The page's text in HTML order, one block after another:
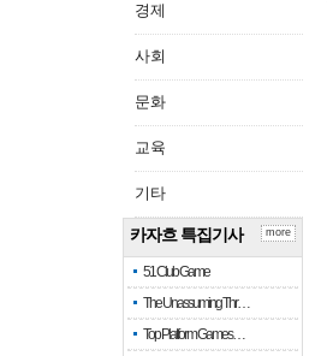
경제
사회
문화
교육
기타
카자흐 특집기사
51 Club Game
The Unassuming Thr…
Top Platform Games…
more